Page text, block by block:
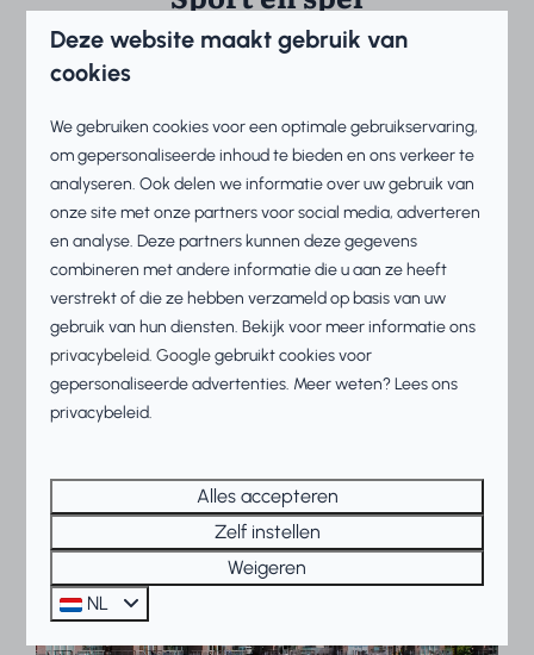
Speel tennis, midgetgolf of voetbiljard of ontdek
samen met uw kinderen de speeltuinen en
Eten en drinken
Makkum Beach heeft een sfeervol restaurant met
terras aan het strand, een lekkere ijssalon en
snackcorner.
Deze website maakt gebruik van
cookies
We gebruiken cookies voor een optimale gebruikservaring,
om gepersonaliseerde inhoud te bieden en ons verkeer te
analyseren. Ook delen we informatie over uw gebruik van
onze site met onze partners voor social media, adverteren
en analyse. Deze partners kunnen deze gegevens
combineren met andere informatie die u aan ze heeft
verstrekt of die ze hebben verzameld op basis van uw
gebruik van hun diensten. Bekijk voor meer informatie ons
privacybeleid.Googlegebruikt cookies voor
gepersonaliseerde advertenties. Meer weten? Lees ons
privacybeleid.
Alles accepteren
Zelf instellen
Weigeren
NL